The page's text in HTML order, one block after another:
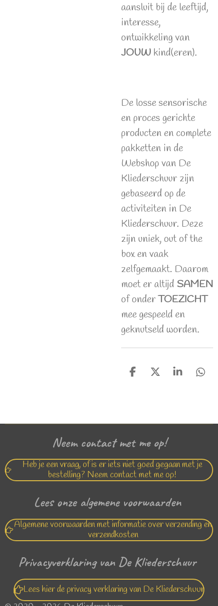
aansluit bij de leeftijd,
interesse,
ontwikkeling van
JOUW kind(eren).
De losse sensorische
en proces gerichte
producten en complete
pakketten in de
Webshop van De
Kliederschuur zijn
gebaseerd op de
activiteiten in De
Kliederschuur. Deze
zijn uniek, out of the
box en vaak
zelfgemaakt. Daarom
moet er altijd SAMEN
of onderTOEZICHT
mee gespeeld en
geknutseld worden.
D
D
S
D
Neem contact met me op!
Heb je een vraag, of is er iets niet goed gegaan met je
bestelling? Neem contact met me op!
Lees onze algemene voorwaarden
Algemene voorwaarden met informatie over verzending en
verzendkosten
Privacyverklaring van De Kliederschuur
Lees hier de privacy verklaring van De Kliederschuur